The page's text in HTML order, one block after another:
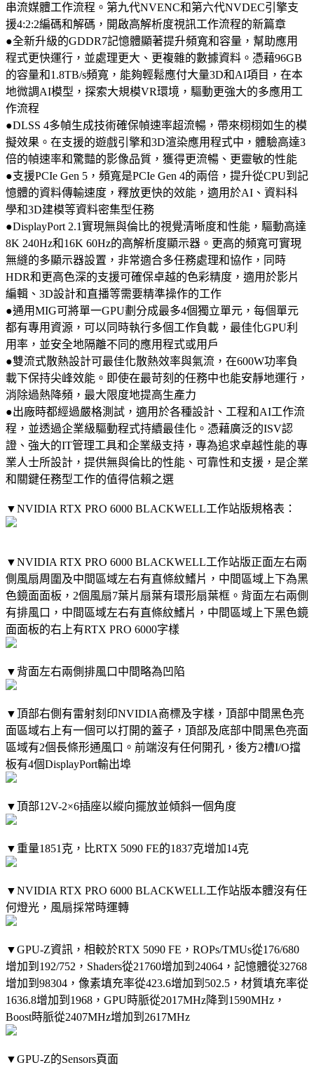
串流媒體工作流程。第九代NVENC和第六代NVDEC引擎支
援4:2:2編碼和解碼，開啟高解析度視訊工作流程的新篇章
●全新升級的GDDR7記憶體顯著提升頻寬和容量，幫助應用
程式更快運行，並處理更大、更複雜的數據資料。憑藉96GB
的容量和1.8TB/s頻寬，能夠輕鬆應付大量3D和AI項目，在本
地微調AI模型，探索大規模VR環境，驅動更強大的多應用工
作流程
●DLSS 4多幀生成技術確保幀速率超流暢，帶來栩栩如生的模
擬效果。在支援的遊戲引擎和3D渲染應用程式中，體驗高達3
倍的幀速率和驚豔的影像品質，獲得更流暢、更靈敏的性能
●支援PCIe Gen 5，頻寬是PCIe Gen 4的兩倍，提升從CPU到記
憶體的資料傳輸速度，釋放更快的效能，適用於AI、資料科
學和3D建模等資料密集型任務
●DisplayPort 2.1實現無與倫比的視覺清晰度和性能，驅動高達
8K 240Hz和16K 60Hz的高解析度顯示器。更高的頻寬可實現
無縫的多顯示器設置，非常適合多任務處理和協作，同時
HDR和更高色深的支援可確保卓越的色彩精度，適用於影片
編輯、3D設計和直播等需要精準操作的工作
●通用MIG可將單一GPU劃分成最多4個獨立單元，每個單元
都有專用資源，可以同時執行多個工作負載，最佳化GPU利
用率，並安全地隔離不同的應用程式或用戶
●雙流式散熱設計可最佳化散熱效率與氣流，在600W功率負
載下保持尖峰效能。即使在最苛刻的任務中也能安靜地運行，
消除過熱降頻，最大限度地提高生產力
●出廠時都經過嚴格測試，適用於各種設計、工程和AI工作流
程，並透過企業級驅動程式持續最佳化。憑藉廣泛的ISV認
證、強大的IT管理工具和企業級支持，專為追求卓越性能的專
業人士所設計，提供無與倫比的性能、可靠性和支援，是企業
和關鍵任務型工作的值得信賴之選
▼NVIDIA RTX PRO 6000 BLACKWELL工作站版規格表：
▼NVIDIA RTX PRO 6000 BLACKWELL工作站版正面左右兩
側風扇周圍及中間區域左右有直條紋鰭片，中間區域上下為黑
色鏡面面板，2個風扇7葉片扇葉有環形扇葉框。背面左右兩側
有排風口，中間區域左右有直條紋鰭片，中間區域上下黑色鏡
面面板的右上有RTX PRO 6000字樣
▼背面左右兩側排風口中間略為凹陷
▼頂部右側有雷射刻印NVIDIA商標及字樣，頂部中間黑色亮
面區域右上有一個可以打開的蓋子，頂部及底部中間黑色亮面
區域有2個長條形通風口。前端沒有任何開孔，後方2槽I/O擋
板有4個DisplayPort輸出埠
▼頂部12V-2×6插座以縱向擺放並傾斜一個角度
▼重量1851克，比RTX 5090 FE的1837克增加14克
▼NVIDIA RTX PRO 6000 BLACKWELL工作站版本體沒有任
何燈光，風扇採常時運轉
▼GPU-Z資訊，相較於RTX 5090 FE，ROPs/TMUs從176/680
增加到192/752，Shaders從21760增加到24064，記憶體從32768
增加到98304，像素填充率從423.6增加到502.5，材質填充率從
1636.8增加到1968，GPU時脈從2017MHz降到1590MHz，
Boost時脈從2407MHz增加到2617MHz
▼GPU-Z的Sensors頁面